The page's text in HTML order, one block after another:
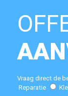
Vraag direct de
Reparatie